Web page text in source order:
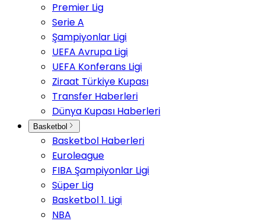
Premier Lig
Serie A
Şampiyonlar Ligi
UEFA Avrupa Ligi
UEFA Konferans Ligi
Ziraat Türkiye Kupası
Transfer Haberleri
Dünya Kupası Haberleri
Basketbol
Basketbol Haberleri
Euroleague
FIBA Şampiyonlar Ligi
Süper Lig
Basketbol 1. Ligi
NBA